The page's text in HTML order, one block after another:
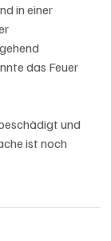
in einer
das Feuer
und
ist noch